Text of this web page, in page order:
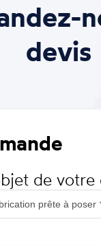
devis
de votre